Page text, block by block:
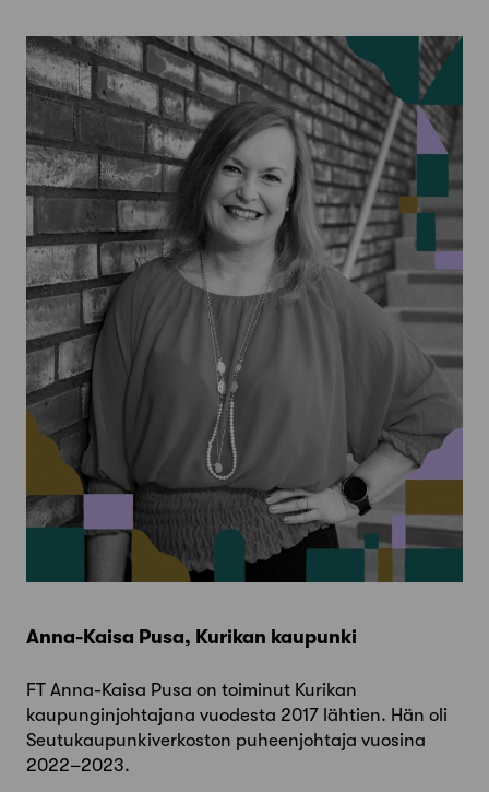
Anna-Kaisa Pusa, Kurikan kaupunki
FT Anna-Kaisa Pusa on toiminut Kurikan
kaupunginjohtajana vuodesta 2017 lähtien. Hän oli
Seutukaupunkiverkoston puheenjohtaja vuosina
2022–2023.